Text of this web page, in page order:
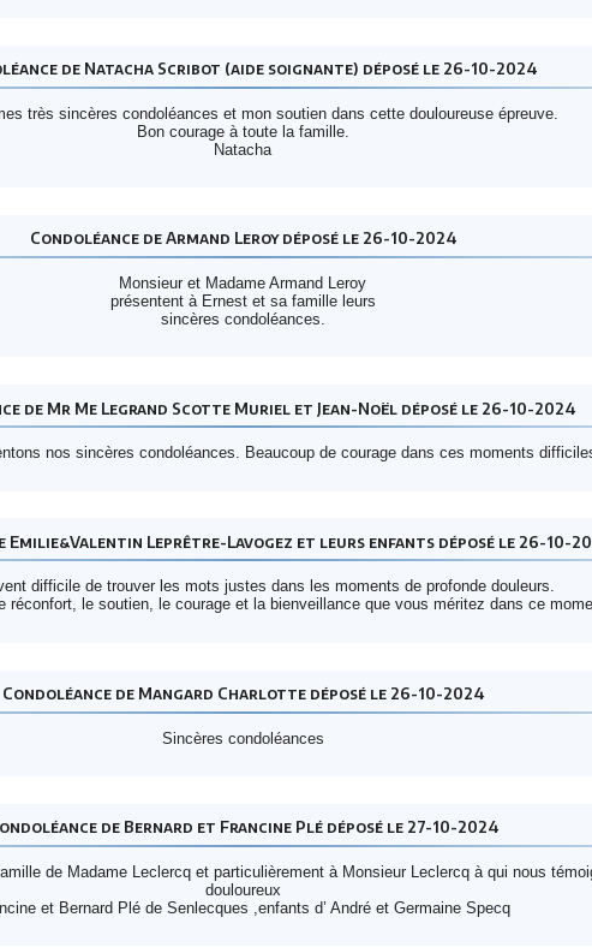
de Natacha Scribot (aide soignante) déposé le 26-10-2024
très sincères condoléances et mon soutien dans cette douloureuse épreuve.
Bon courage à toute la famille.
Natacha
Condoléance de Armand Leroy déposé le 26-10-2024
Monsieur et Madame Armand Leroy
présentent à Ernest et sa famille leurs
sincères condoléances.
de Mr Me Legrand Scotte Muriel et Jean-Noël déposé le 26-10-2024
nos sincères condoléances. Beaucoup de courage dans ces moments
Emilie&Valentin Leprêtre-Lavogez et leurs enfants déposé le 26-10-
difficile de trouver les mots justes dans les moments de profonde douleurs.
réconfort, le soutien, le courage et la bienveillance que vous méritez dans ce
Condoléance de Mangard Charlotte déposé le 26-10-2024
Sincères condoléances
de Bernard et Francine Plé déposé le 27-10-2024
de Madame Leclercq et particulièrement à Monsieur Leclercq à qui nous
douloureux
et Bernard Plé de Senlecques ,enfants d’ André et Germaine Specq